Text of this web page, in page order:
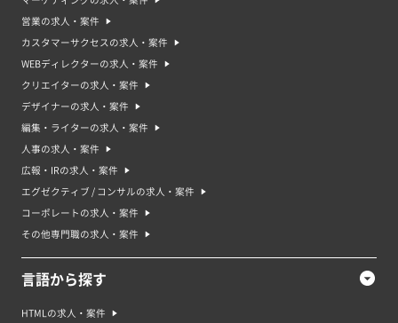
営業の求人・案件
カスタマーサクセスの求人・案件
WEBディレクターの求人・案件
クリエイターの求人・案件
デザイナーの求人・案件
編集・ライターの求人・案件
人事の求人・案件
広報・IRの求人・案件
エグゼクティブ / コンサルの求人・案件
コーポレートの求人・案件
その他専門職の求人・案件
言語から探す
HTMLの求人・案件